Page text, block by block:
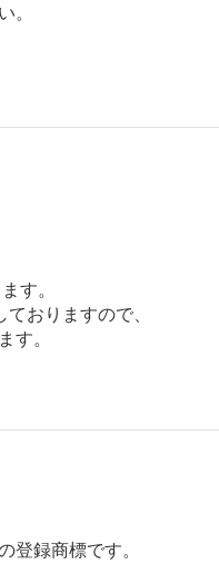
。
す。
おりますので、
す。
録商標です。